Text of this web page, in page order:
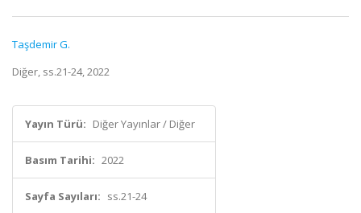
Taşdemir G.
Diğer, ss.21-24, 2022
Yayın Türü: Diğer Yayınlar / Diğer
Basım Tarihi: 2022
Sayfa Sayıları: ss.21-24